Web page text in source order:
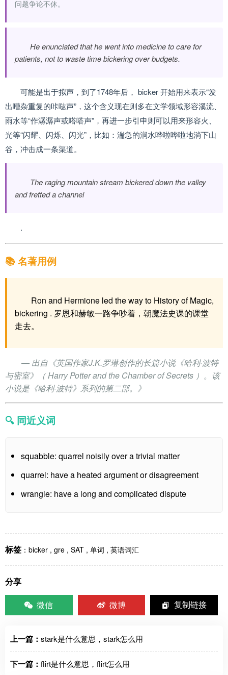
问题争论不休。
He enunciated that he went into medicine to care for
patients, not to waste time bickering over budgets.
可能是出于拟声，到了1748年后， bicker 开始用来表示“发
出嘈杂重复的咔哒声”，这个含义现在则多在文学领域形容溪流、
雨水等“作潺潺声或嗒嗒声”，再进一步引申则可以用来形容火、
光等“闪耀、闪烁、闪光”，比如：湍急的涧水哗啦哗啦地淌下山
谷，冲击成一条渠道。
The raging mountain stream bickered down the valley
and fretted a channel
.
📚 名著用例
Ron and Hermione led the way to History of Magic,
bickering . 罗恩和赫敏一路争吵着，朝魔法史课的课堂
走去。
— 出自《英国作家J.K.罗琳创作的长篇小说《哈利·波特
与密室》（ Harry Potter and the Chamber of Secrets ）。该
小说是《哈利·波特》系列的第二部。》
🔍 同近义词
squabble: quarrel noisily over a trivial matter
quarrel: have a heated argument or disagreement
wrangle: have a long and complicated dispute
标签 ： bicker , gre , SAT , 单词 , 英语词汇
分享
微信
微博 复制链接
上一篇： stark是什么意思，stark怎么用
下一篇： flirt是什么意思，flirt怎么用